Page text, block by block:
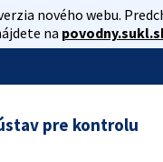
nového webu.
na
pre kontrolu